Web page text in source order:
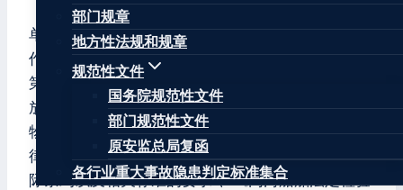
部门规章
地方性法规和规章
规范性文件
国务院规范性文件
部门规范性文件
原安监总局复函
各行业重大事故隐患判定标准集合
《中华人民共和国船员条例》第二十三条“船员用人
单位不得招用未取得本条例规定证件的人员上船工
作”、《防治船舶污染海洋环境管理条例》第十五条
第一款“ 船舶在中华人民共和国管辖海域向海洋排
放的船舶垃圾、生活污水、含油污水、含有毒有害
物质污水、废气等污染物以及压载水，应当符合法
律、行政法规、中华人民共和国缔结或者参加的国
际条约以及相关标准的要求”、《内河船舶法定检验